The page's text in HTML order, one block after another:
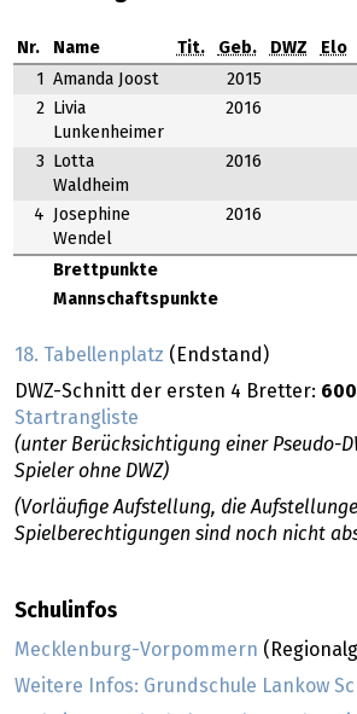
Nr. Name Tit. Geb. DWZ Elo
Brettpunkte
Mannschaftspunkte
1 Amanda Joost 2015
2
Livia
Lunkenheimer
2016
3
Lotta
Waldheim
2016
4
Josephine
Wendel
2016
18. Tabellenplatz (Endstand)
DWZ-Schnitt der ersten 4 Bretter: 600
Startrangliste
(unter Berücksichtigung einer Pseudo-
Spieler ohne DWZ)
(Vorläufige Aufstellung, die
Spielberechtigungen sind noch nicht
Schulinfos
Mecklenburg-Vorpommern
Weitere Infos: Grundschule Lankow